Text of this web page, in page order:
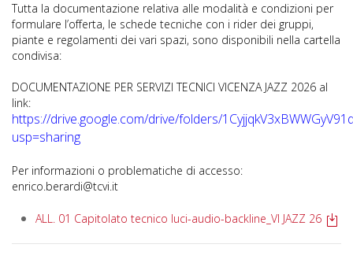
Tutta la documentazione relativa alle modalità e condizioni per
formulare l’offerta, le schede tecniche con i rider dei gruppi,
piante e regolamenti dei vari spazi, sono disponibili nella cartella
condivisa:
DOCUMENTAZIONE PER SERVIZI TECNICI VICENZA JAZZ 2026 al
link:
https://drive.google.com/drive/folders/
usp=sharing
Per informazioni o problematiche di accesso:
enrico.berardi@tcvi.it
ALL. 01 Capitolato tecnico luci-audio-backline_VI JAZZ 26